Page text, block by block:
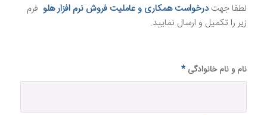
لطفا جهتدرخواست همکاری و عاملیت فروش نرم افزار هلو فرم
زیر را تکمیل و ارسال نمایید.
نام و نام خانوادگی *